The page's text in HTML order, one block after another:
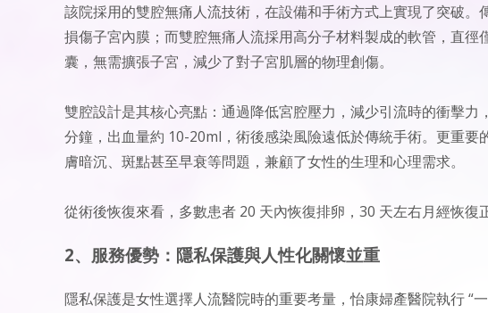
該院採用的雙腔無痛人流技術，在設備和手術方式上實現了突破
損傷子宮內膜；而雙腔無痛人流採用高分子材料製成的軟管，直
囊，無需擴張子宮，減少了對子宮肌層的物理創傷。
雙腔設計是其核心亮點：通過降低宮腔壓力，減少引流時的衝擊
分鐘，出血量約 10-20ml，術後感染風險遠低於傳統手術。更重
膚暗沉、斑點甚至早衰等問題，兼顧了女性的生理和心理需求。
從術後恢復來看，多數患者 20 天內恢復排卵，30 天左右月經恢復
2、服務優勢：隱私保護與人性化關懷並重
隱私保護是女性選擇人流醫院時的重要考量，怡康婦產醫院執行 “